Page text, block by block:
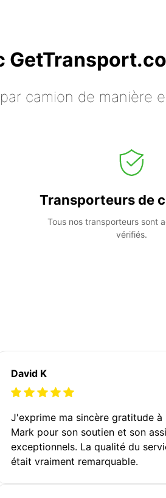
camion de manière
Transporteurs de
Tous nos transporteurs sont
vérifiés.
David K
J'exprime ma sincère gratitude à
Mark pour son soutien et son
exceptionnels. La qualité du
était vraiment remarquable.